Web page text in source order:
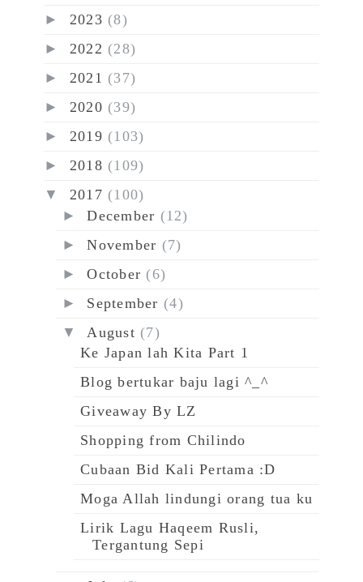
► 2023 (8)
► 2022 (28)
► 2021 (37)
► 2020 (39)
► 2019 (103)
► 2018 (109)
▼ 2017 (100)
►December (12)
►November (7)
►October (6)
► September (4)
▼ August (7)
Ke Japan lah Kita Part 1
Blog bertukar baju lagi ^_^
Giveaway By LZ
Shopping from Chilindo
Cubaan Bid Kali Pertama :D
Moga Allah lindungi orang tua ku
Lirik Lagu Haqeem Rusli,
Tergantung Sepi